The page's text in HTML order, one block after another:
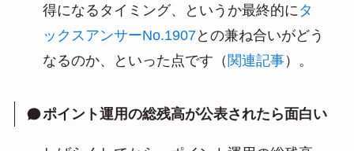
得になるタイミング、というか最終的にタ
ックスアンサーNo.1907との兼ね合いがどう
なるのか、といった点です（ 関連記事）。
ポイント運用の総残高が公表されたら面白い